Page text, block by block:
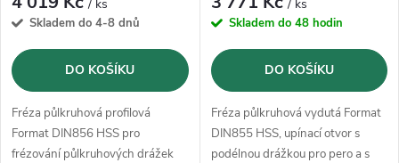
/ ks
Skladem do 4-8 dnů
DO KOŠÍKU
Fréza půlkruhová profilová
Format DIN856 HSS pro
frézování půlkruhových drážek
/ ks
Skladem do 48 hodin
DO KOŠÍKU
Fréza půlkruhová vydutá Format
DIN855 HSS, upínací otvor s
podélnou drážkou pro pero a s